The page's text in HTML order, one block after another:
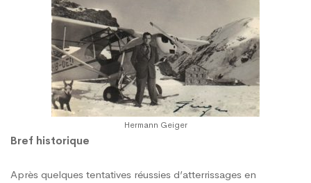
Hermann Geiger
Bref historique
Après quelques tentatives réussies d’atterrissages en